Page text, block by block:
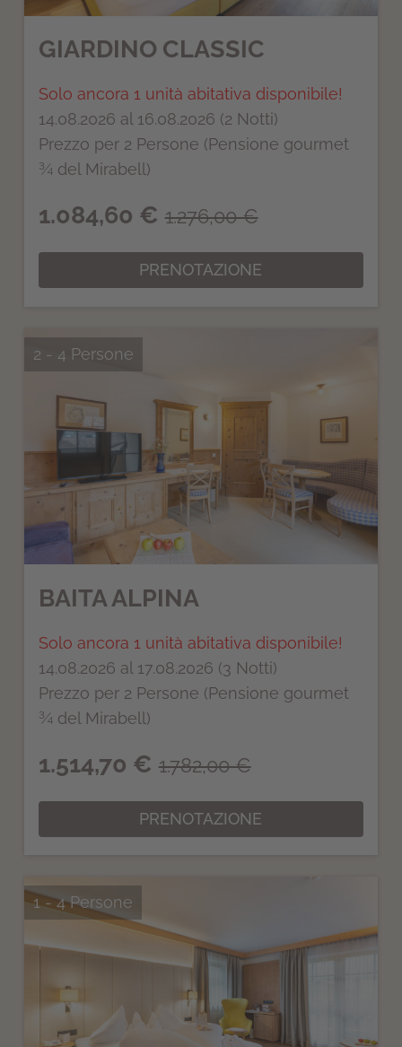
GIARDINO CLASSIC
Solo ancora 1 unità abitativa disponibile!
14.08.2026 al 16.08.2026 (2 Notti)
Prezzo per 2 Persone (Pensione gourmet
¾ del Mirabell)
1.084,60 € 1.276,00 €
PRENOTAZIONE
2 - 4 Persone
BAITA ALPINA
Solo ancora 1 unità abitativa disponibile!
14.08.2026 al 17.08.2026 (3 Notti)
Prezzo per 2 Persone (Pensione gourmet
¾ del Mirabell)
1.514,70 € 1.782,00 €
PRENOTAZIONE
1 - 4 Persone